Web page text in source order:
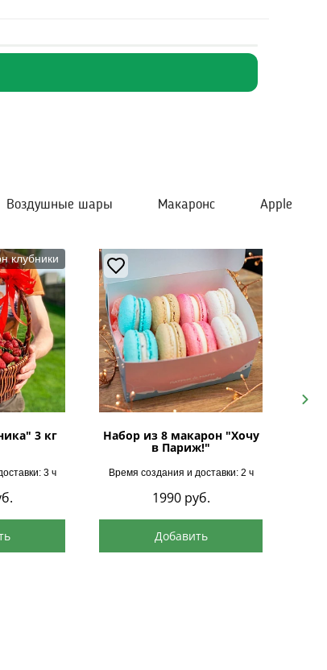
Воздушные шары Макаронс Apple
клубники
3 кг
3 ч
Набор из 8 макарон "Хочу
в Париж!"
Время создания и доставки: 2 ч
1990 руб.
Добавить
Next